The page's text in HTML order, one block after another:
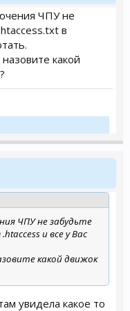
ЧПУ не
в
какой
ЧПУ не забудьте
и все у Вас
какой движок
увидела какое то